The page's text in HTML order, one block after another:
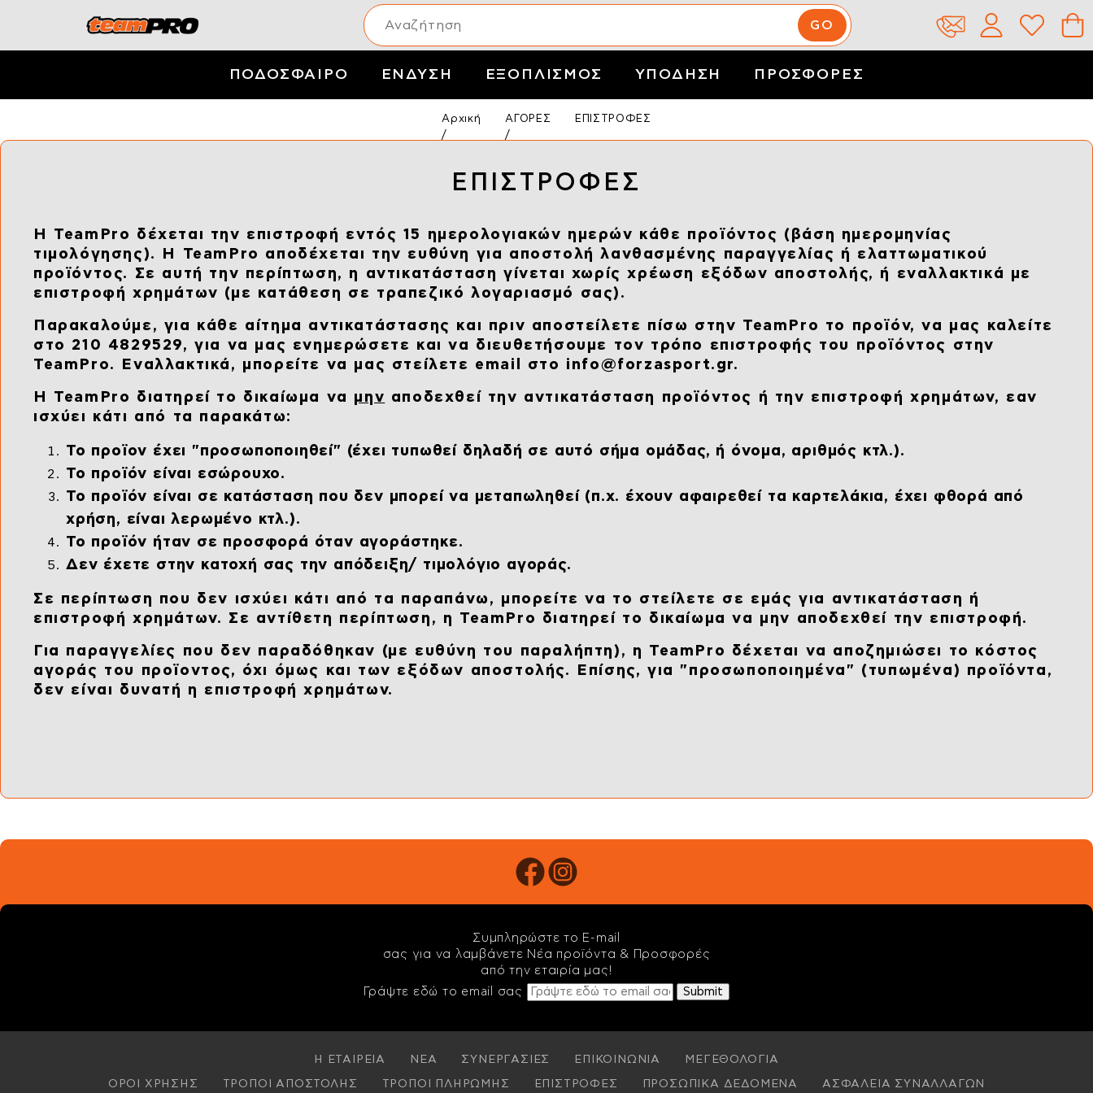
ΠΟΔΟΣΦΑΙΡΟ ΕΝΔΥΣΗ ΕΞΟΠΛΙΣΜΟΣ ΥΠΟΔΗΣΗ ΠΡΟΣΦΟΡΕΣ
Αρχική ΑΓΟΡΕΣ ΕΠΙΣΤΡΟΦΕΣ
ΕΠΙΣΤΡΟΦΕΣ
Η TeamPro δέχεται την επιστροφή εντός 15 ημερολογιακών ημερών κάθε προϊόντος (βάση ημερομηνίας
τιμολόγησης). Η TeamPro αποδέχεται την ευθύνη για αποστολή λανθασμένης παραγγελίας ή ελαττωματικού
προϊόντος. Σε αυτή την περίπτωση, η αντικατάσταση γίνεται χωρίς χρέωση εξόδων αποστολής, ή εναλλακτικά με
επιστροφή χρημάτων (με κατάθεση σε τραπεζικό λογαριασμό σας).
Παρακαλούμε, για κάθε αίτημα αντικατάστασης και πριν αποστείλετε πίσω στην TeamPro το προϊόν, να μας καλείτε
στο 210 4829529, για να μας ενημερώσετε και να διευθετήσουμε τον τρόπο επιστροφής του προϊόντος στην
TeamPro. Εναλλακτικά, μπορείτε να μας στείλετε email στο info@forzasport.gr.
Η TeamPro διατηρεί το δικαίωμα να μην αποδεχθεί την αντικατάσταση προϊόντος ή την επιστροφή χρημάτων, εαν
ισχύει κάτι από τα παρακάτω:
Το προϊον έχει "προσωποποιηθεί" (έχει τυπωθεί δηλαδή σε αυτό σήμα ομάδας, ή όνομα, αριθμός κτλ.).
Το προϊόν είναι εσώρουχο.
Το προϊόν είναι σε κατάσταση που δεν μπορεί να μεταπωληθεί (π.χ. έχουν αφαιρεθεί τα καρτελάκια, έχει φθορά από
χρήση, είναι λερωμένο κτλ.).
Το προϊόν ήταν σε προσφορά όταν αγοράστηκε.
Δεν έχετε στην κατοχή σας την απόδειξη/ τιμολόγιο αγοράς.
Σε περίπτωση που δεν ισχύει κάτι από τα παραπάνω, μπορείτε να το στείλετε σε εμάς για αντικατάσταση ή
επιστροφή χρημάτων. Σε αντίθετη περίπτωση, η TeamPro διατηρεί το δικαίωμα να μην αποδεχθεί την επιστροφή.
Για παραγγελίες που δεν παραδόθηκαν (με ευθύνη του παραλήπτη), η TeamPro δέχεται να αποζημιώσει το κόστος
αγοράς του προϊοντος, όχι όμως και των εξόδων αποστολής. Επίσης, για "προσωποποιημένα" (τυπωμένα) προϊόντα,
δεν είναι δυνατή η επιστροφή χρημάτων.
Συμπληρώστε το E-mail
σας για να λαμβάνετε Νέα προϊόντα & Προσφορές
από την εταιρία μας!
Γράψτε εδώ το email σας
Η ΕΤΑΙΡΕΙΑ ΝΕΑ ΣΥΝΕΡΓΑΣΙΕΣ ΕΠΙΚΟΙΝΩΝΙΑ ΜΕΓΕΘΟΛΟΓΙΑ
ΟΡΟΙ ΧΡΗΣΗΣ ΤΡΟΠΟΙ ΑΠΟΣΤΟΛΗΣ ΤΡΟΠΟΙ ΠΛΗΡΩΜΗΣ ΕΠΙΣΤΡΟΦΕΣ ΠΡΟΣΩΠΙΚΑ ΔΕΔΟΜΕΝΑ ΑΣΦΑΛΕΙΑ ΣΥΝΑΛΛΑΓΩΝ